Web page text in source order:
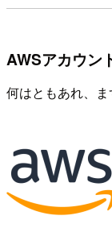
AWSアカウン
何はともあれ、ま